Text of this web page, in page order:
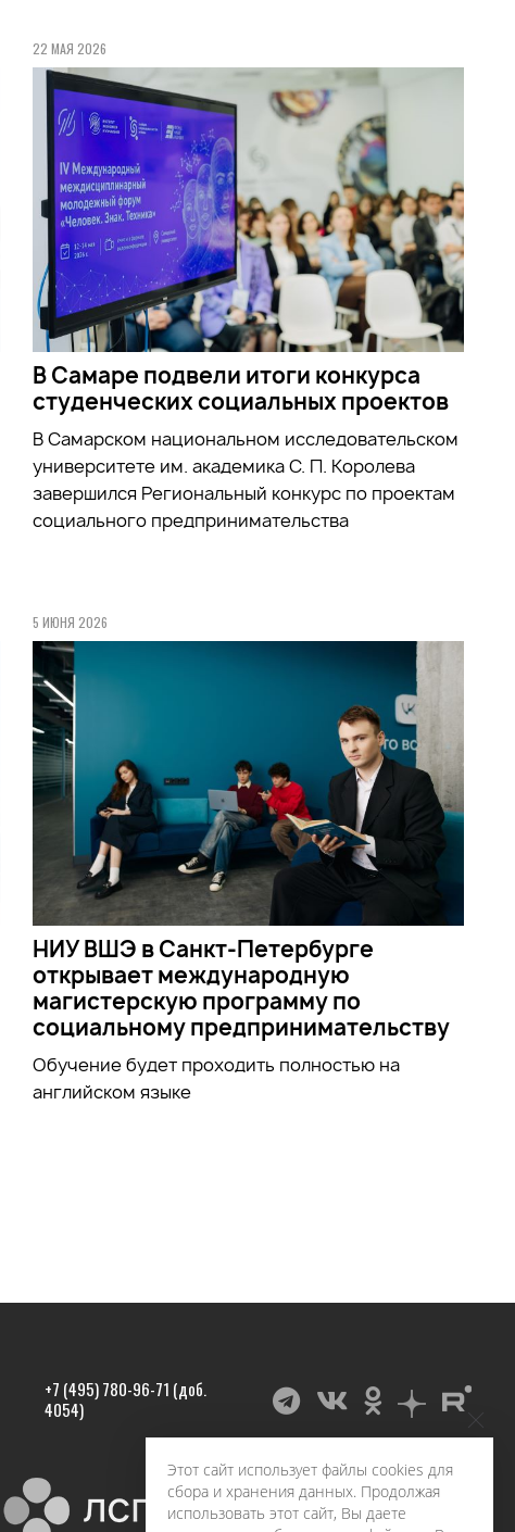
22 МАЯ 2026
В Самаре подвели итоги конкурса
студенческих социальных проектов
В Самарском национальном исследовательском
университете им. академика С. П. Королева
завершился Региональный конкурс по проектам
социального предпринимательства
5 ИЮНЯ 2026
НИУ ВШЭ в Санкт-Петербурге
открывает международную
магистерскую программу по
социальному предпринимательству
Обучение будет проходить полностью на
английском языке
+7 (495) 780-96-71 (доб.
4054)
Этот сайт использует файлы cookies для
сбора и хранения данных. Продолжая
использовать этот сайт, Вы даете